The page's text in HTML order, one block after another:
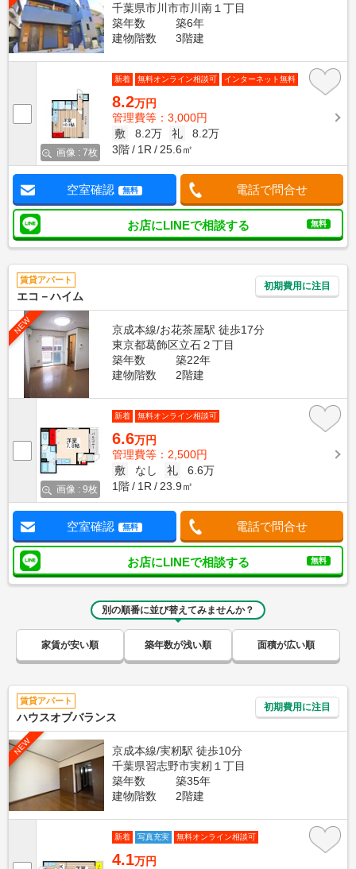
千葉県市川市市川南１丁目
築年数
築6年
建物階数
3階建
画像 : 7枚
新着 無料オンライン相談可 インターネット無料
8.2万円
管理費等：3,000円
敷
8.2万 礼
8.2万
3階
1R 25.6㎡
空室確認 無料 電話で問合せ
お店にLINEで相談する 無料
賃貸アパート
エコ－ハイム
初期費用に注目
NEW
京成本線/お花茶屋駅 徒歩17分
東京都葛飾区立石２丁目
築年数
築22年
建物階数
2階建
画像 : 9枚
新着 無料オンライン相談可
6.6万円
管理費等：2,500円
敷
なし 礼
6.6万
1階
1R 23.9㎡
空室確認 無料 電話で問合せ
お店にLINEで相談する 無料
別の順番に並び替えてみませんか？
家賃が安い順 築年数が浅い順 面積が広い順
賃貸アパート
ハウスオブバランス
初期費用に注目
NEW
京成本線/実籾駅 徒歩10分
千葉県習志野市実籾１丁目
築年数
築35年
建物階数
2階建
新着 写真充実 無料オンライン相談可
4.1万円